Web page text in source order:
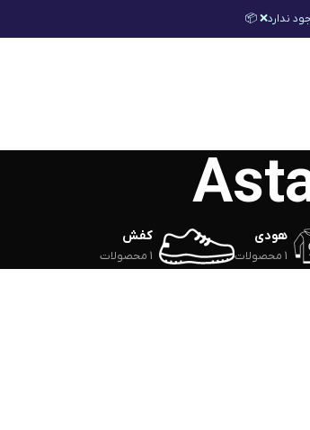
ندارد❌ 📦
هودی
1 محصولات
کفش
1 محصولات